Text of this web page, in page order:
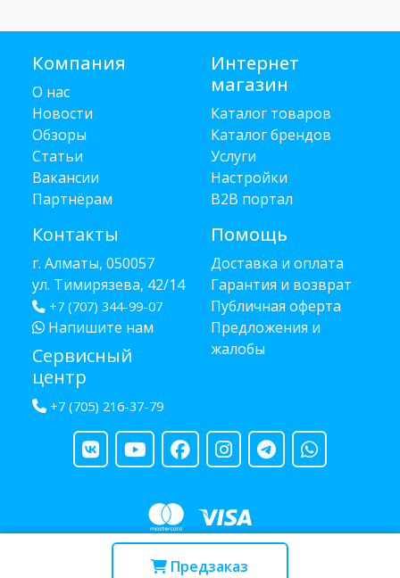
Предзаказ
Компания
О нас
Новости
Обзоры
Статьи
Вакансии
Партнёрам
Контакты
г. Алматы, 050057
ул. Тимирязева, 42/14
+7 (707) 344-99-07
Напишите нам
Сервисный
центр
+7 (705) 216-37-79
Интернет
магазин
Каталог товаров
Каталог брендов
Услуги
Настройки
B2B портал
Помощь
Доставка и оплата
Гарантия и возврат
Публичная оферта
Предложения и
жалобы
Copyright © 2013 - 2026 RUBA - разработано